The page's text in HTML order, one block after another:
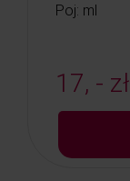
Poj: ml
17, - zł